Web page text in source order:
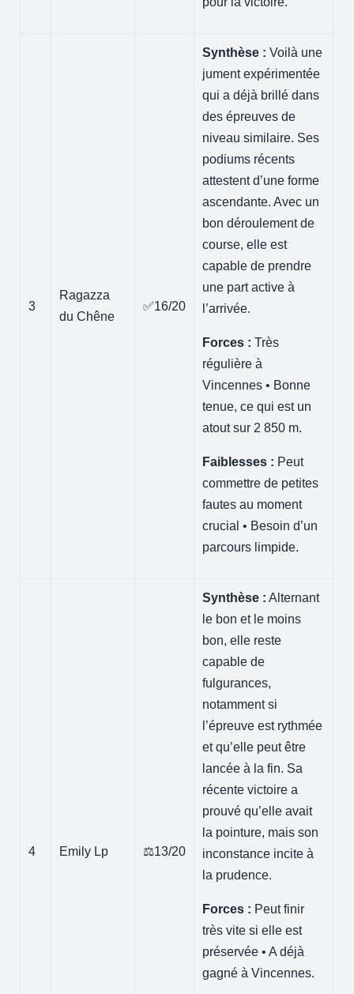
3
Ragazza
du Chêne
✅16/20
Synthèse : Voilà une
jument expérimentée
qui a déjà brillé dans
des épreuves de
niveau similaire. Ses
podiums récents
attestent d’une forme
ascendante. Avec un
bon déroulement de
course, elle est
capable de prendre
une part active à
l’arrivée.
Forces : Très
régulière à
Vincennes • Bonne
tenue, ce qui est un
atout sur 2 850 m.
Faiblesses : Peut
commettre de petites
fautes au moment
crucial • Besoin d’un
parcours limpide.
4 Emily Lp ⚖️13/20
Synthèse : Alternant
le bon et le moins
bon, elle reste
capable de
fulgurances,
notamment si
l’épreuve est rythmée
et qu’elle peut être
lancée à la fin. Sa
récente victoire a
prouvé qu’elle avait
la pointure, mais son
inconstance incite à
la prudence.
Forces : Peut finir
très vite si elle est
préservée • A déjà
gagné à Vincennes.